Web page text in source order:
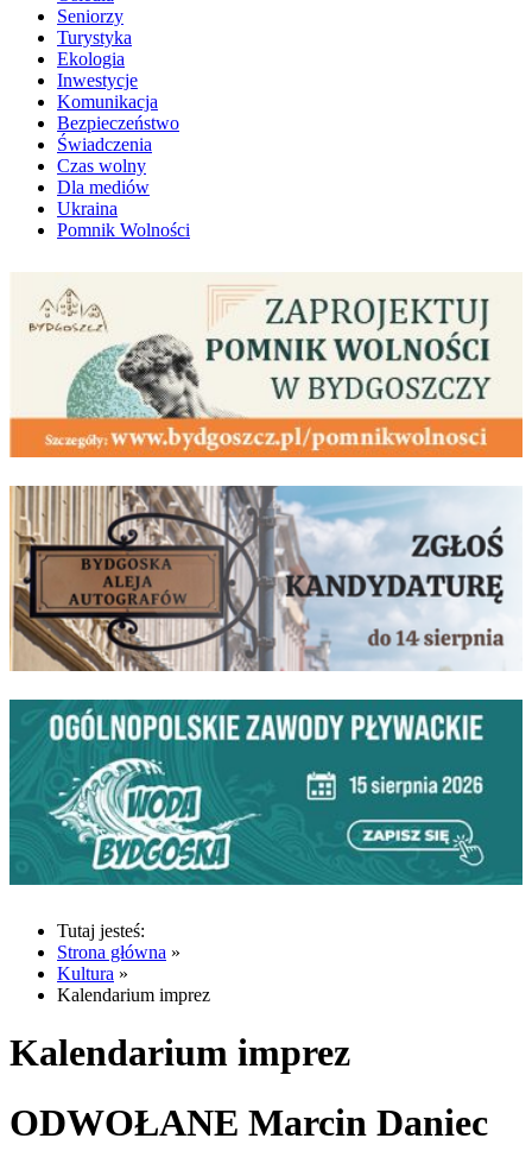
Seniorzy
Turystyka
Ekologia
Inwestycje
Komunikacja
Bezpieczeństwo
Świadczenia
Czas wolny
Dla mediów
Ukraina
Pomnik Wolności
Tutaj jesteś:
Strona główna »
Kultura »
Kalendarium imprez
Kalendarium imprez
ODWOŁANE Marcin Daniec